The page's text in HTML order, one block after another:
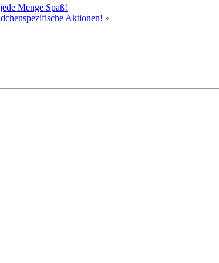
Menge Spaß!
Aktionen! »